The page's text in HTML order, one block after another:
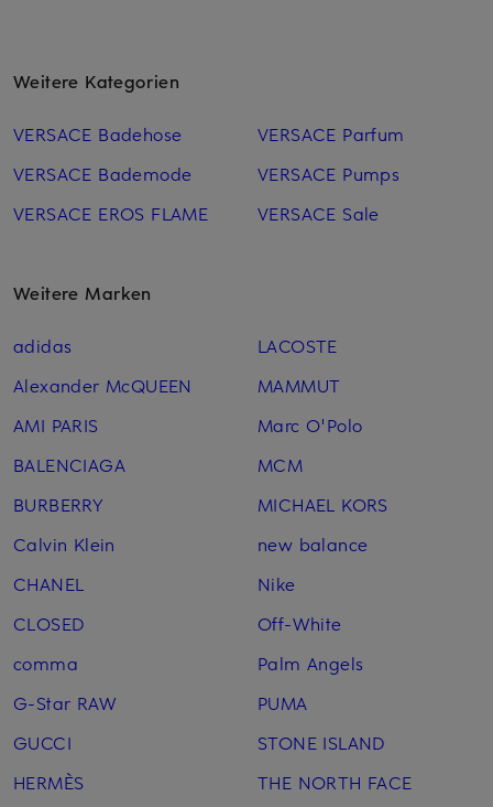
Weitere Kategorien
VERSACE Badehose
VERSACE Bademode
VERSACE EROS FLAME
VERSACE Parfum
VERSACE Pumps
VERSACE Sale
Weitere Marken
adidas
Alexander McQUEEN
AMI PARIS
BALENCIAGA
BURBERRY
Calvin Klein
CHANEL
CLOSED
comma
G-Star RAW
GUCCI
HERMÈS
LACOSTE
MAMMUT
Marc O'Polo
MCM
MICHAEL KORS
new balance
Nike
Off-White
Palm Angels
PUMA
STONE ISLAND
THE NORTH FACE